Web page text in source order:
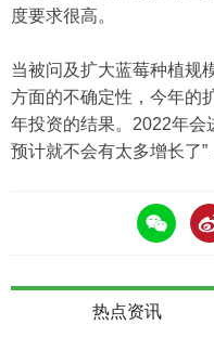
度要求很高。
当被问及扩大蓝莓种植规
方面的不确定性，今年的
年投资的结果。2022年会
预计就不会有太多增长了”
热点资讯